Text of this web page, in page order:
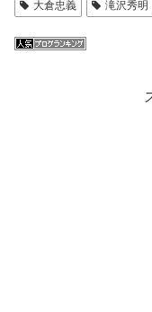
大倉忠義
滝沢秀明